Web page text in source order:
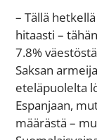
– Tällä
hitaasti –
7.8%
Saksan
eteläpuolelta
Espanjaan,
määrästä –